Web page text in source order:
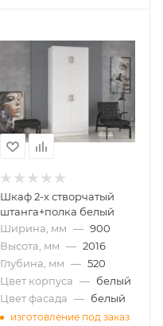
Шкаф 2-х створчатый
штанга+полка белый
Ширина, мм — 900
Высота, мм — 2016
Глубина, мм — 520
Цвет корпуса — белый
Цвет фасада — белый
изготовление под заказ